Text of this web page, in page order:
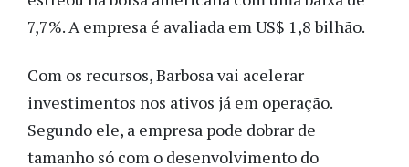
7,7%. A empresa é avaliada em US$ 1,8 bilhão.
Com os recursos, Barbosa vai acelerar
investimentos nos ativos já em operação.
Segundo ele, a empresa pode dobrar de
tamanho só com o desenvolvimento do